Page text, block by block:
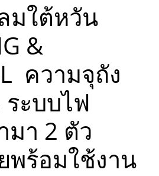
มใต้หวัน
&
ความจุถัง
ะบบไฟ
มา 2 ตัว
พร้อมใช้งาน